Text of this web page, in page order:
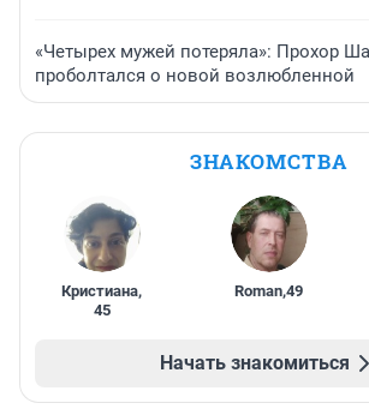
«Четырех мужей потеряла»: Прохор
проболтался о новой возлюбленной
ЗНАКОМСТВА
Кристиана,
45
Roman,49
Начать знакомиться